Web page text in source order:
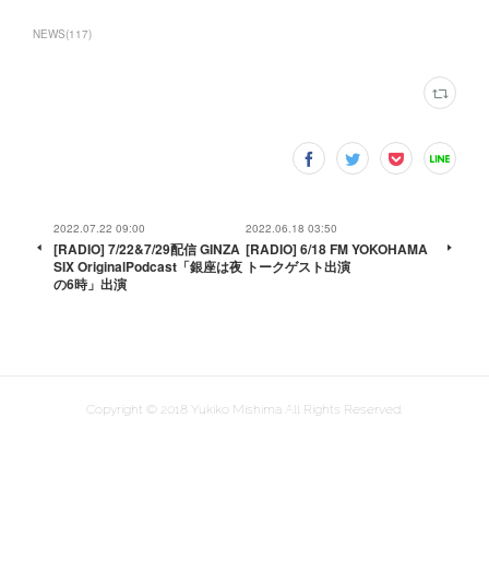
NEWS(117)
2022.07.22 09:00
[RADIO] 7/22&7/29配信 GINZA
SIX OriginalPodcast「銀座は夜
の6時」出演
2022.06.18 03:50
[RADIO] 6/18 FM YOKOHAMA
トークゲスト出演
Copyright © 2018 Yukiko Mishima All Rights Reserved.